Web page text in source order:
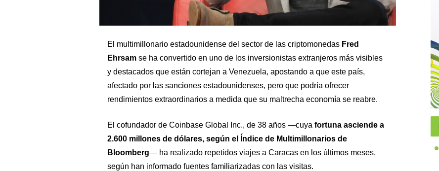
El multimillonario estadounidense del sector de las criptomonedas Fred
Ehrsamse ha convertido en uno de los inversionistas extranjeros más visibles
y destacados que están cortejan a Venezuela, apostando a que este país,
afectado por las sanciones estadounidenses, pero que podría ofrecer
rendimientos extraordinarios a medida que su maltrecha economía se reabre.
El cofundador de Coinbase Global Inc., de 38 años —cuya fortuna asciende a
2.600 millones de dólares, según el Índice de Multimillonarios de
Bloomberg— ha realizado repetidos viajes a Caracas en los últimos meses,
según han informado fuentes familiarizadas con las visitas.